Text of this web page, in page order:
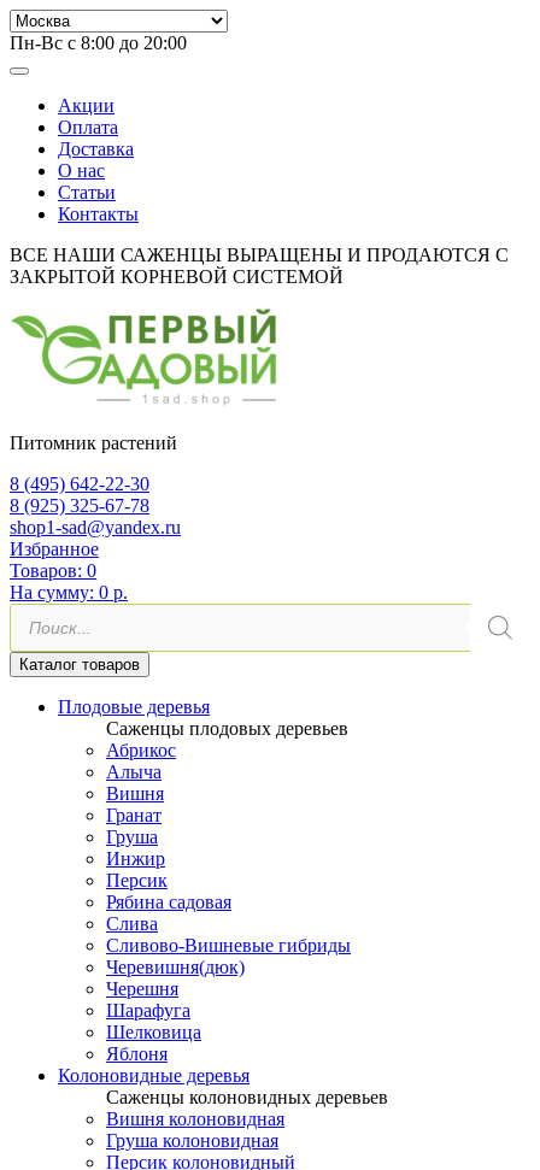
Пн-Вс с 8:00 до 20:00
Акции
Оплата
Доставка
О нас
Статьи
Контакты
ВСЕ НАШИ САЖЕНЦЫ ВЫРАЩЕНЫ И ПРОДАЮТСЯ С
ЗАКРЫТОЙ КОРНЕВОЙ СИСТЕМОЙ
Питомник растений
8 (495) 642-22-30
8 (925) 325-67-78
shop1-sad@yandex.ru
Избранное
Товаров: 0
На сумму: 0 р.
Поиск
товаров
Каталог товаров
Плодовые деревья
Саженцы плодовых деревьев
Абрикос
Алыча
Вишня
Гранат
Груша
Инжир
Персик
Рябина садовая
Слива
Сливово-Вишневые гибриды
Черевишня(дюк)
Черешня
Шарафуга
Шелковица
Яблоня
Колоновидные деревья
Саженцы колоновидных деревьев
Вишня колоновидная
Груша колоновидная
Персик колоновидный